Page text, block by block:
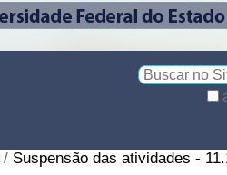
/ Suspensão das atividades -